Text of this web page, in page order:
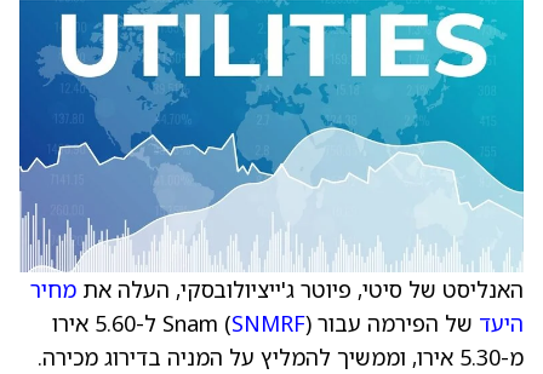
האנליסט של סיטי, פיוטר ג'ייציולובסקי, העלה את מחיר
היעד של הפירמה עבור Snam ( SNMRF
) ל-5.60 אירו
מ-5.30 אירו, וממשיך להמליץ על המניה בדירוג מכירה.